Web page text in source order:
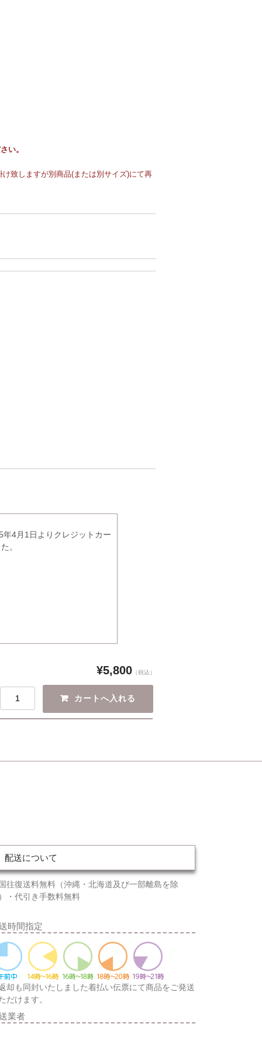
い。
致しますが別商品(または別サイズ)にて再
4月1日よりクレジットカー
。
¥5,800 （税込）
配送について
往復送料無料（沖縄・北海道及び一部離島を除
・代引き手数料無料
時間指定
却も同封いたしました着払い伝票にて商品をご発送
だけます。
業者